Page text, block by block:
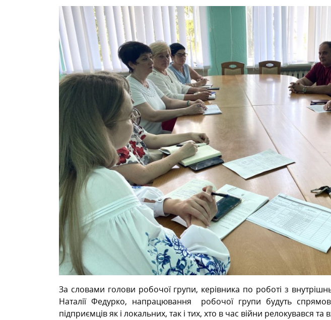
За словами голови робочої групи, керівника по роботі з
Наталії Федурко, напрацювання робочої групи будуть
підприємців як і локальних, так і тих, хто в час війни релокувався та